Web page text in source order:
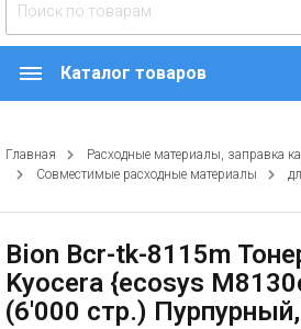
Каталог товаров
Главная
Расходные материалы, заправка
Совместимые расходные материалы
Bion Bcr-tk-8115m
Kyocera {ecosys
(6'000 стр.)